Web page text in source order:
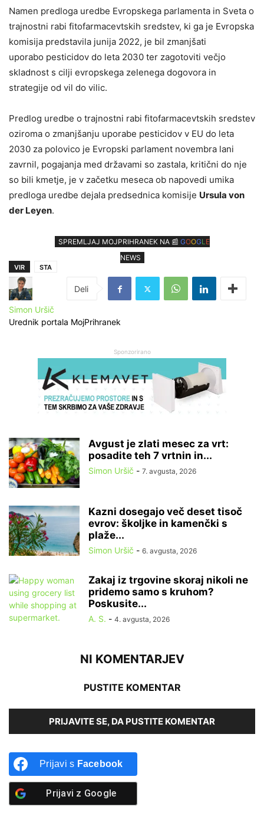
Namen predloga uredbe Evropskega parlamenta in Sveta o
trajnostni rabi fitofarmacevtskih sredstev, ki ga je Evropska
komisija predstavila junija 2022, je bil zmanjšati
uporabo pesticidov do leta 2030 ter zagotoviti večjo
skladnost s cilji evropskega zelenega dogovora in
strategije od vil do vilic.
Predlog uredbe o trajnostni rabi fitofarmacevtskih sredstev
oziroma o zmanjšanju uporabe pesticidov v EU do leta
2030 za polovico je Evropski parlament novembra lani
zavrnil, pogajanja med državami so zastala, kritični do nje
so bili kmetje, je v začetku meseca ob napovedi umika
predloga uredbe dejala predsednica komisije Ursula von
der Leyen.
SPREMLJAJ MOJPRIHRANEK NA 📰 GOOGLE
NEWS
VIR STA
Simon Uršič
Urednik portala MojPrihranek
Sponzorirano
Avgust je zlati mesec za vrt:
posadite teh 7 vrtnin in...
Simon Uršič - 7. avgusta, 2026
Kazni dosegajo več deset tisoč
evrov: školjke in kamenčki s
plaže...
Simon Uršič - 6. avgusta, 2026
Zakaj iz trgovine skoraj nikoli ne
pridemo samo s kruhom?
Poskusite...
A. S. - 4. avgusta, 2026
NI KOMENTARJEV
PUSTITE KOMENTAR
PRIJAVITE SE, DA PUSTITE KOMENTAR
Prijavi s Facebook
Prijavi z Google